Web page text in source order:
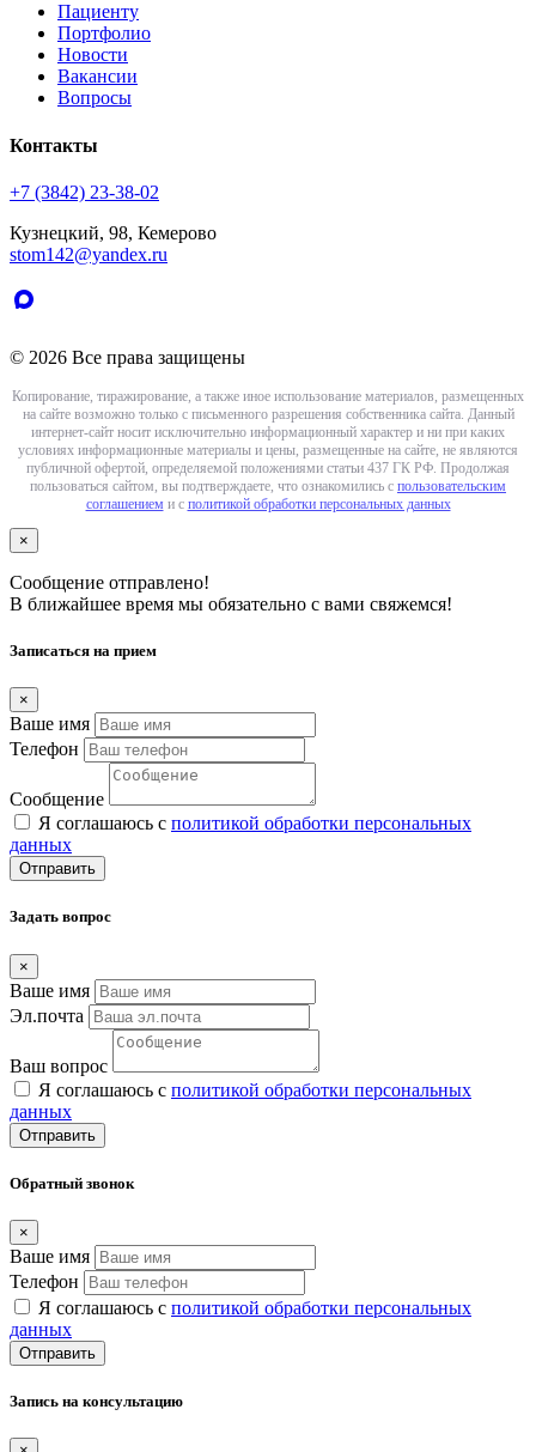
Пациенту
Портфолио
Новости
Вакансии
Вопросы
Контакты
+7 (3842) 23-38-02
Кузнецкий, 98, Кемерово
stom142@yandex.ru
© 2026 Все права защищены
Копирование, тиражирование, а также иное использование материалов, размещенных
на сайте возможно только с письменного разрешения собственника сайта. Данный
интернет-сайт носит исключительно информационный характер и ни при каких
условиях информационные материалы и цены, размещенные на сайте, не являются
публичной офертой, определяемой положениями статьи 437 ГК РФ. Продолжая
пользоваться сайтом, вы подтверждаете, что ознакомились с пользовательским
соглашением и с политикой обработки персональных данных
×
Сообщение отправлено!
В ближайшее время мы обязательно с вами свяжемся!
Записаться на прием
×
Ваше имя
Телефон
Сообщение
Я соглашаюсь с политикой обработки персональных
данных
Отправить
Задать вопрос
×
Ваше имя
Эл.почта
Ваш вопрос
Я соглашаюсь с политикой обработки персональных
данных
Отправить
Обратный звонок
×
Ваше имя
Телефон
Я соглашаюсь с политикой обработки персональных
данных
Отправить
Запись на консультацию